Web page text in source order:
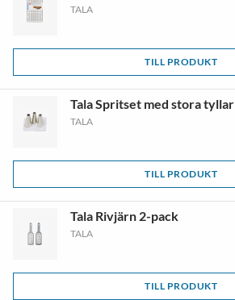
TALA
TILL PRODUKT
Tala Spritset med stora tyllar
TALA
TILL PRODUKT
Tala Rivjärn 2-pack
TALA
TILL PRODUKT